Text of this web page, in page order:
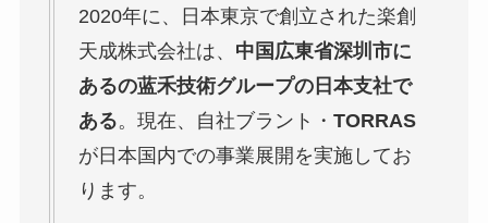
2020年に、日本東京で創立された楽創
天成株式会社は、 中国広東省深圳市に
あるの蓝禾技術グループの日本支社で
ある。現在、自社ブラント・ TORRAS
が日本国内での事業展開を実施してお
ります。